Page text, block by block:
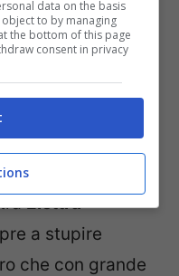
Elettra
a stupire
che con grande
data on the basis
to by managing
the bottom of this page
consent in privacy